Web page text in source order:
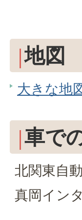
地図
大きな地
車で
北関東自
真岡イン